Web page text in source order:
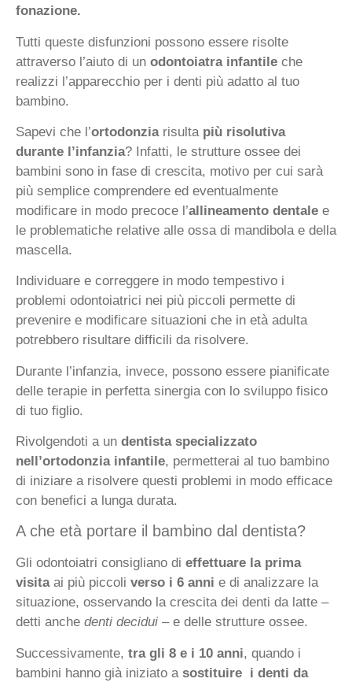
fonazione.
Tutti queste disfunzioni possono essere risolte
attraverso l’aiuto di un odontoiatra infantile che
realizzi l’apparecchio per i denti più adatto al tuo
bambino.
Sapevi che l’ortodonziarisulta più risolutiva
durante l’infanzia? Infatti, le strutture ossee dei
bambini sono in fase di crescita, motivo per cui sarà
più semplice comprendere ed eventualmente
modificare in modo precoce l’allineamento dentale e
le problematiche relative alle ossa di mandibola e della
mascella.
Individuare e correggere in modo tempestivo i
problemi odontoiatrici nei più piccoli permette di
prevenire e modificare situazioni che in età adulta
potrebbero risultare difficili da risolvere.
Durante l’infanzia, invece, possono essere pianificate
delle terapie in perfetta sinergia con lo sviluppo fisico
di tuo figlio.
Rivolgendoti a un dentista specializzato
nell’ortodonzia infantile, permetterai al tuo bambino
di iniziare a risolvere questi problemi in modo efficace
con benefici a lunga durata.
A che età portare il bambino dal dentista?
Gli odontoiatri consigliano di effettuare la prima
visitaai più piccoli verso i 6 anni e di analizzare la
situazione, osservando la crescita dei denti da latte –
detti anche denti decidui – e delle strutture ossee.
Successivamente, tra gli 8 e i 10 anni, quando i
bambini hanno già iniziato a sostituire i denti da